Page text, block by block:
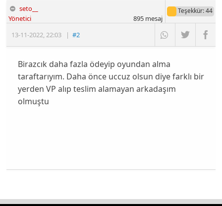
seto__
13-11-2022,22:03 |#2
Yönetici
Teşekkür: 44
895mesaj
Birazcık daha fazla ödeyip oyundan alma
taraftarıyım. Daha önce uccuz olsun diye farklı bir
yerden VP alıp teslim alamayan arkadaşım
olmuştu